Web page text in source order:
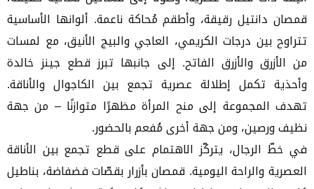
قمصان دانتيل رقيقة، وأطقم مُحاكة ناعمة. ألوانها الأساسية
تتراوح بين درجات الكريمي، العاجي والبيج الأنيق، مع لمسات
من الأزرق والأزرق الفاتح. إلى جانبها تبرز قطع جينز خالدة
وأحذية تكمل إطلالة عصرية تجمع بين الكاجوال والأناقة.
تهدف المجموعة إلى منح المرأة مظهرًا متوازنًا – من جهة
نظيف ورصين، ومن جهة أخرى مُفعم بالحضور.
في خطّ الرجال، يتركّز الاهتمام على قطع تجمع بين الأناقة
العصرية والراحة اليومية. قمصان بأزرار بقصّات فضفاضة، بناطيل